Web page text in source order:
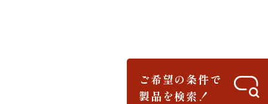
ご希望の条件で
製品を検索！